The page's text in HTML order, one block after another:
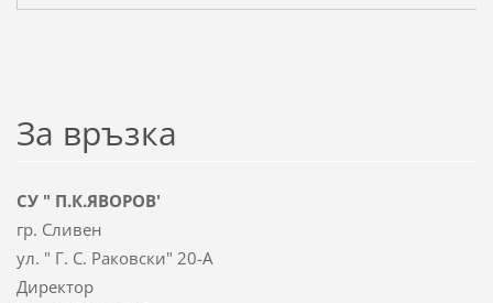
За връзка
СУ " П.К.ЯВОРОВ'
гр. Сливен
ул. " Г. С. Раковски" 20-А
Директор